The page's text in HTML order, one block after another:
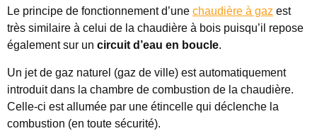
Le principe de fonctionnement d’une chaudière à gaz est
très similaire à celui de la chaudière à bois puisqu’il repose
également sur un circuit d’eau en boucle.
Un jet de gaz naturel (gaz de ville) est automatiquement
introduit dans la chambre de combustion de la chaudière.
Celle-ci est allumée par une étincelle qui déclenche la
combustion (en toute sécurité).